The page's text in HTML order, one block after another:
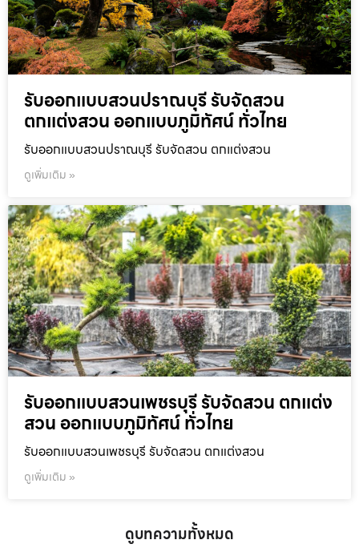
รับออกแบบสวนปราณบุรี รับจัดสวน
ตกแต่งสวน ออกแบบภูมิทัศน์ ทั่วไทย
รับออกแบบสวนปราณบุรี รับจัดสวน ตกแต่งสวน
ดูเพิ่มเติม »
รับออกแบบสวนเพชรบุรี รับจัดสวน ตกแต่ง
สวน ออกแบบภูมิทัศน์ ทั่วไทย
รับออกแบบสวนเพชรบุรี รับจัดสวน ตกแต่งสวน
ดูเพิ่มเติม »
ดูบทความทั้งหมด